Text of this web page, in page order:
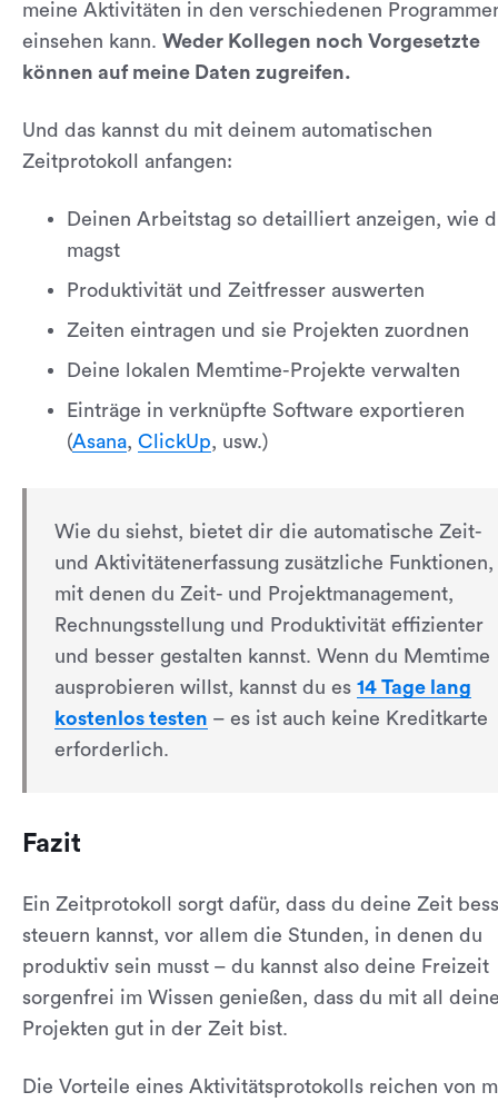
meine Aktivitäten in den verschiedenen
einsehen kann. Weder Kollegen noch Vorgesetzte
können auf meine Daten zugreifen.
Und das kannst du mit deinem automatischen
Zeitprotokoll anfangen:
Deinen Arbeitstag so detailliert anzeigen, wie
magst
Produktivität und Zeitfresser auswerten
Zeiten eintragen und sie Projekten zuordnen
Deine lokalen Memtime-Projekte verwalten
Einträge in verknüpfte Software exportieren
(Asana, ClickUp, usw.)
Wie du siehst, bietet dir die automatische Zeit-
und Aktivitätenerfassung zusätzliche Funktionen,
mit denen du Zeit- und Projektmanagement,
Rechnungsstellung und Produktivität effizienter
und besser gestalten kannst. Wenn du Memtime
ausprobieren willst, kannst du es 14 Tage lang
kostenlos testen – es ist auch keine Kreditkarte
erforderlich.
Fazit
Ein Zeitprotokoll sorgt dafür, dass du deine Zeit
steuern kannst, vor allem die Stunden, in denen du
produktiv sein musst – du kannst also deine Freizeit
sorgenfrei im Wissen genießen, dass du mit all
Projekten gut in der Zeit bist.
Die Vorteile eines Aktivitätsprotokolls reichen von